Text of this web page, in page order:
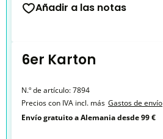
Añadir a las notas
6er Karton
N.º de artículo:7894
Precios con IVA incl. más Gastos de envío
Envío gratuito a Alemania desde 99 €